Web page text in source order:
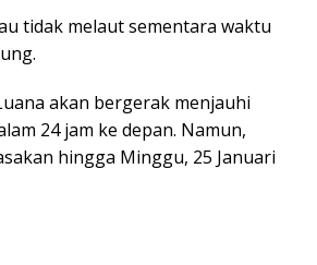
tidak melaut sementara waktu
akan bergerak menjauhi
24 jam ke depan. Namun,
hingga Minggu, 25 Januari